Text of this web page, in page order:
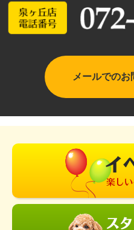
メールでのお